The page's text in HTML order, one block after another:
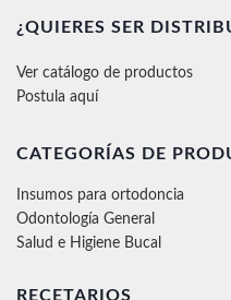
¿QUIERES SER
Ver catálogo de productos
Postula aquí
CATEGORÍAS DE
Insumos para ortodoncia
Odontología General
Salud e Higiene Bucal
RECETARIOS